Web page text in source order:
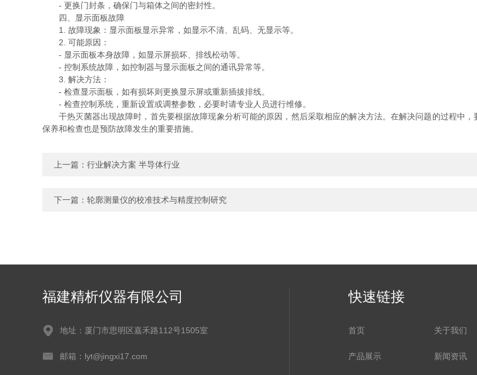
- 更换门封条，确保门与箱体之间的密封性。
四、显示面板故障
1. 故障现象：显示面板显示异常，如显示不清、乱码、无显示等。
2. 可能原因：
- 显示面板本身故障，如显示屏损坏、排线松动等。
- 控制系统故障，如控制器与显示面板之间的通讯异常等。
3. 解决方法：
- 检查显示面板，如有损坏则更换显示屏或重新插拔排线。
- 检查控制系统，重新设置或调整参数，必要时请专业人员进行维修。
干热灭菌器出现故障时，首先要根据故障现象分析可能的原因，然后采取相应的解决方法。在解决问题的过程中，
保养和检查也是预防故障发生的重要措施。
上一篇： 行业解决方案 半导体行业
下一篇： 轮廓测量仪的校准技术与精度控制研究
福建精析仪器有限公司
地址：厦门市思明区嘉禾路112号1505室
邮箱：lyt@jingxi17.com
快速链接
首页 关于我们
产品展示 新闻资讯